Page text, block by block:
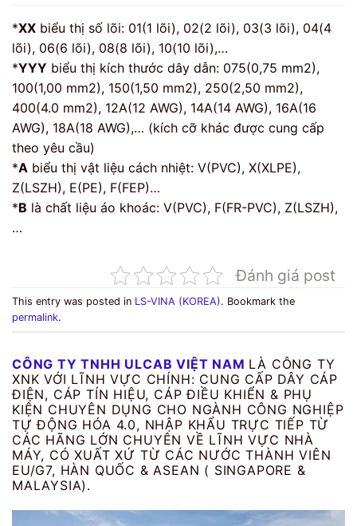
*XX biểu thị số lõi: 01(1 lõi), 02(2 lõi), 03(3 lõi), 04(4
lõi), 06(6 lõi), 08(8 lõi), 10(10 lõi),…
*YYY biểu thị kích thước dây dẫn: 075(0,75 mm2),
100(1,00 mm2), 150(1,50 mm2), 250(2,50 mm2),
400(4.0 mm2), 12A(12 AWG), 14A(14 AWG), 16A(16
AWG), 18A(18 AWG),… (kích cỡ khác được cung cấp
theo yêu cầu)
*A biểu thị vật liệu cách nhiệt: V(PVC), X(XLPE),
Z(LSZH), E(PE), F(FEP)…
*B là chất liệu áo khoác: V(PVC), F(FR-PVC), Z(LSZH),
…
Đánh giá post
This entry was posted in LS-VINA (KOREA). Bookmark the
permalink.
CÔNG TY TNHH ULCAB VIỆT NAM LÀ CÔNG TY
XNK VỚI LĨNH VỰC CHÍNH: CUNG CẤP DÂY CÁP
ĐIỆN, CÁP TÍN HIỆU, CÁP ĐIỀU KHIỂN & PHỤ
KIỆN CHUYÊN DỤNG CHO NGÀNH CÔNG NGHIỆP
TỰ ĐỘNG HÓA 4.0, NHẬP KHẨU TRỰC TIẾP TỪ
CÁC HÃNG LỚN CHUYÊN VỀ LĨNH VỰC NHÀ
MÁY, CÓ XUẤT XỨ TỪ CÁC NƯỚC THÀNH VIÊN
EU/G7, HÀN QUỐC & ASEAN ( SINGAPORE &
MALAYSIA).